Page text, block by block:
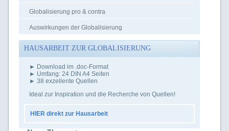
Globalisierung pro & contra
Auswirkungen der Globalisierung
HAUSARBEIT ZUR GLOBALISIERUNG
► Download im .doc-Format
► Umfang: 24 DIN A4 Seiten
► 38 exzellente Quellen
Ideal zur Inspiration und die Recherche von Quellen!
HIER direkt zur Hausarbeit